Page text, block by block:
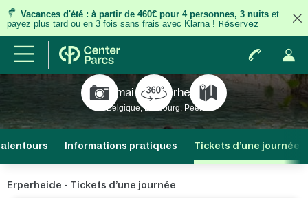
Vacances d'été : à partir de 460€ pour 4 personnes, 3 nuits et
payez plus tard ou en 3 fois sans frais avec Klarna ! Réservez
Domaine Erperheide
Belgique, Limbourg, Peer
alentours Informations pratiques Tickets d’une journée
Erperheide - Tickets d’une journée